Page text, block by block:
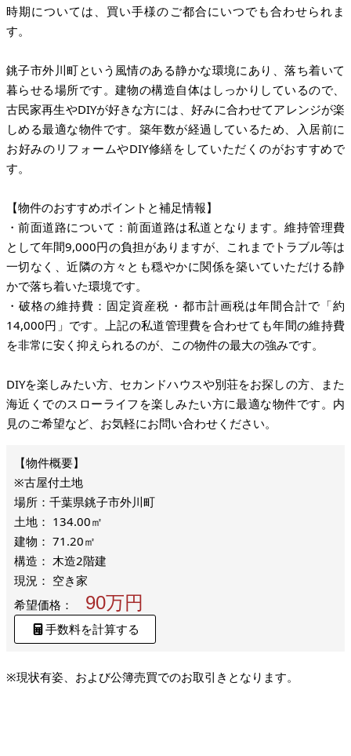
時期については、買い手様のご都合にいつでも合わせられま
す。
銚子市外川町という風情のある静かな環境にあり、落ち着いて
暮らせる場所です。建物の構造自体はしっかりしているので、
古民家再生やDIYが好きな方には、好みに合わせてアレンジが楽
しめる最適な物件です。築年数が経過しているため、入居前に
お好みのリフォームやDIY修繕をしていただくのがおすすめで
す。
【物件のおすすめポイントと補足情報】
・前面道路について：前面道路は私道となります。維持管理費
として年間9,000円の負担がありますが、これまでトラブル等は
一切なく、近隣の方々とも穏やかに関係を築いていただける静
かで落ち着いた環境です。
・破格の維持費：固定資産税・都市計画税は年間合計で「約
14,000円」です。上記の私道管理費を合わせても年間の維持費
を非常に安く抑えられるのが、この物件の最大の強みです。
DIYを楽しみたい方、セカンドハウスや別荘をお探しの方、また
海近くでのスローライフを楽しみたい方に最適な物件です。内
見のご希望など、お気軽にお問い合わせください。
※古屋付土地
場所：千葉県銚子市外川町
土地： 134.00㎡
建物： 71.20㎡
構造： 木造2階建
現況： 空き家
希望価格：
90万円
手数料を計算する
※現状有姿、および公簿売買でのお取引きとなります。